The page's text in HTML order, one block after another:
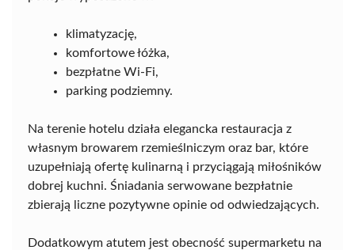
klimatyzację,
komfortowe łóżka,
bezpłatne Wi-Fi,
parking podziemny.
Na terenie hotelu działa elegancka restauracja z
własnym browarem rzemieślniczym oraz bar, które
uzupełniają ofertę kulinarną i przyciągają miłośników
dobrej kuchni. Śniadania serwowane bezpłatnie
zbierają liczne pozytywne opinie od odwiedzających.
Dodatkowym atutem jest obecność supermarketu na